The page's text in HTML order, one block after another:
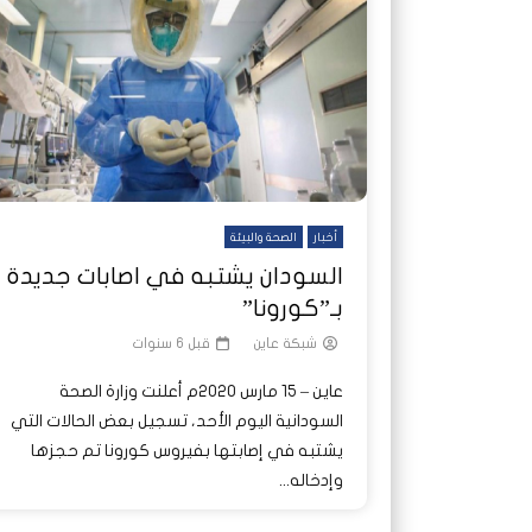
شاهد
عملتان وتطبيق مصرفي واحد.. كيف
تشظى النظام المصرفي في حرب
السودان؟
تصدر
ديون
شاهد
عملتان وتطبيق مصرفي واحد.. كيف
تشظى النظام المصرفي في حرب
السودان؟
هجمات
على
أخبار الصحة والبيئة
السودان يشتبه في اصابات جديدة
بـ”كورونا”
شبكة عاين قبل 6 سنوات
عاين – 15 مارس 2020م أعلنت وزارة الصحة
السودانية اليوم الأحد، تسجيل بعض الحالات التي
يشتبه في إصابتها بفيروس كورونا تم حجزها
وإدخاله...